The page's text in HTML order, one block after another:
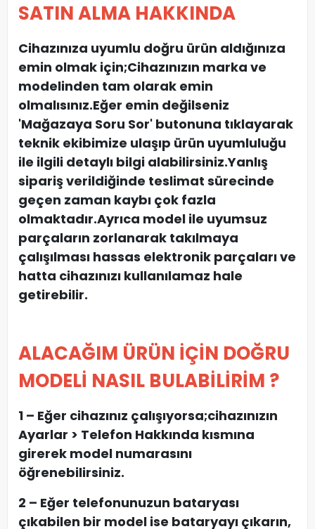
SATIN ALMA HAKKINDA
Cihazınıza uyumlu doğru ürün aldığınıza
emin olmak için;Cihazınızın marka ve
modelinden tam olarak emin
olmalısınız.Eğer emin değilseniz
'Mağazaya Soru Sor' butonuna tıklayarak
teknik ekibimize ulaşıp ürün uyumluluğu
ile ilgili detaylı bilgi alabilirsiniz.Yanlış
sipariş verildiğinde teslimat sürecinde
geçen zaman kaybı çok fazla
olmaktadır.Ayrıca model ile uyumsuz
parçaların zorlanarak takılmaya
çalışılması hassas elektronik parçaları ve
hatta cihazınızı kullanılamaz hale
getirebilir.
ALACAĞIM ÜRÜN İÇİN DOĞRU
MODELİ NASIL BULABİLİRİM ?
1 – Eğer cihazınız çalışıyorsa;cihazınızın
Ayarlar > Telefon Hakkında kısmına
girerek model numarasını
öğrenebilirsiniz.
2 – Eğer telefonunuzun bataryası
çıkabilen bir model ise bataryayı çıkarın,